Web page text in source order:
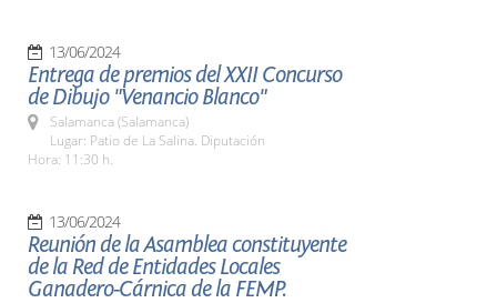
13/06/2024
Entrega de premios del XXII Concurso
de Dibujo "Venancio Blanco"
Salamanca (Salamanca)
Lugar: Patio de La Salina. Diputación
Hora: 11:30 h.
13/06/2024
Reunión de la Asamblea constituyente
de la Red de Entidades Locales
Ganadero-Cárnica de la FEMP.